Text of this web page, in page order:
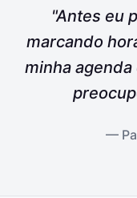
"Antes eu
marcando
minha
—